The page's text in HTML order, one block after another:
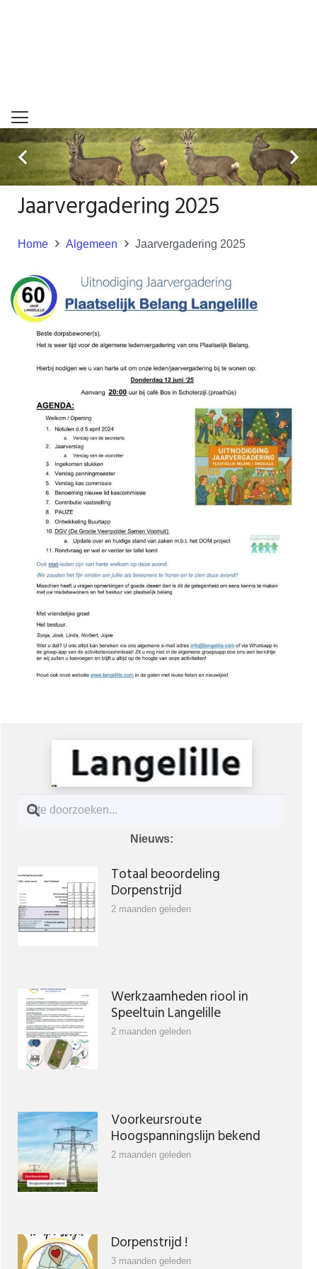
Jaarvergadering 2025
Home Algemeen Jaarvergadering 2025
Nieuws:
Totaal beoordeling
Dorpenstrijd
2 maanden geleden
Werkzaamheden riool in
Speeltuin Langelille
2 maanden geleden
Voorkeursroute
Hoogspanningslijn bekend
2 maanden geleden
Dorpenstrijd !
3 maanden geleden